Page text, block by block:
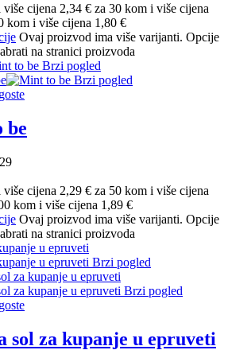
cijena 2,34 € za 30 kom i više cijena
kom i više cijena 1,80 €
Ovaj proizvod ima više varijanti. Opcije
na stranici proizvoda
Brzi pogled
Brzi pogled
be
cijena 2,29 € za 50 kom i više cijena
kom i više cijena 1,89 €
Ovaj proizvod ima više varijanti. Opcije
na stranici proizvoda
Brzi pogled
Brzi pogled
sol za kupanje u epruveti